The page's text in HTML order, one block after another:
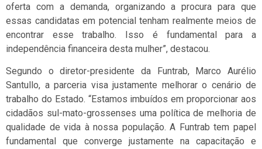
oferta com a demanda, organizando a procura para que
essas candidatas em potencial tenham realmente meios de
encontrar esse trabalho. Isso é fundamental para a
independência financeira desta mulher”, destacou.
Segundo o diretor-presidente da Funtrab, Marco Aurélio
Santullo, a parceria visa justamente melhorar o cenário de
trabalho do Estado. “Estamos imbuídos em proporcionar aos
cidadãos sul-mato-grossenses uma política de melhoria de
qualidade de vida à nossa população. A Funtrab tem papel
fundamental que converge justamente na capacitação e